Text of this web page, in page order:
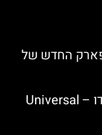
החדש של
פארק המים יוניברסל וולקנו ביי באורלנדו – Universal